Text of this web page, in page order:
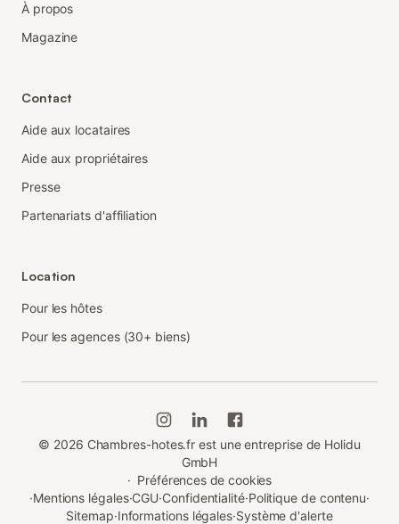
À propos
Magazine
Contact
Aide aux locataires
Aide aux propriétaires
Presse
Partenariats d'affiliation
Location
Pour les hôtes
Pour les agences (30+ biens)
© 2026 Chambres-hotes.fr est une entreprise de Holidu
GmbH
· Préférences de cookies
·Mentions légales·CGU·Confidentialité·Politique de contenu·
Sitemap·Informations légales·Système d'alerte